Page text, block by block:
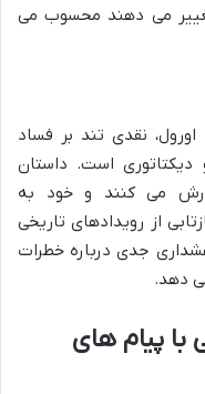
می دهند محسوب می
نقدی تند بر فساد
دیکتاتوری است. داستان
می کنند و خود به
از رویدادهای تاریخی
جدی درباره خطرات
دهد.
با پیام های